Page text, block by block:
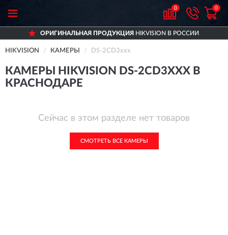
0 0
ОРИГИНАЛЬНАЯ ПРОДУКЦИЯ HIKVISION В РОССИИ
HIKVISION КАМЕРЫ DS-2CD3xxx
КАМЕРЫ HIKVISION DS-2CD3XXX В
КРАСНОДАРЕ
Сейчас в этом разделе нет товаров
СМОТРЕТЬ ВСЕ КАМЕРЫ